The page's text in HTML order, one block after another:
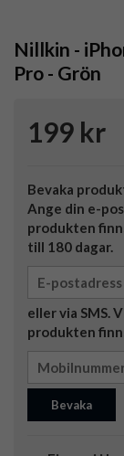
Nillkin -
Pro - Grön
199 kr
Bevaka
Ange din e-
produkten
till 180 dagar.
eller via SMS.
produkten
Bevaka